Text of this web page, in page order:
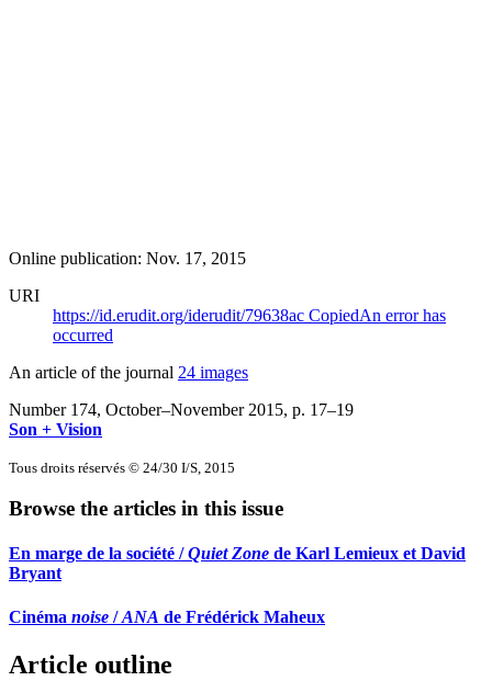
Online publication: Nov. 17, 2015
URI
https://id.erudit.org/iderudit/79638ac CopiedAn error has
occurred
An article of the journal 24 images
Number 174, October–November 2015, p. 17–19
Son + Vision
Tous droits réservés © 24/30 I/S, 2015
Browse the articles in this issue
En marge de la société /Quiet Zone de Karl Lemieux et David
Bryant
Cinéma noise /ANA de Frédérick Maheux
Article outline